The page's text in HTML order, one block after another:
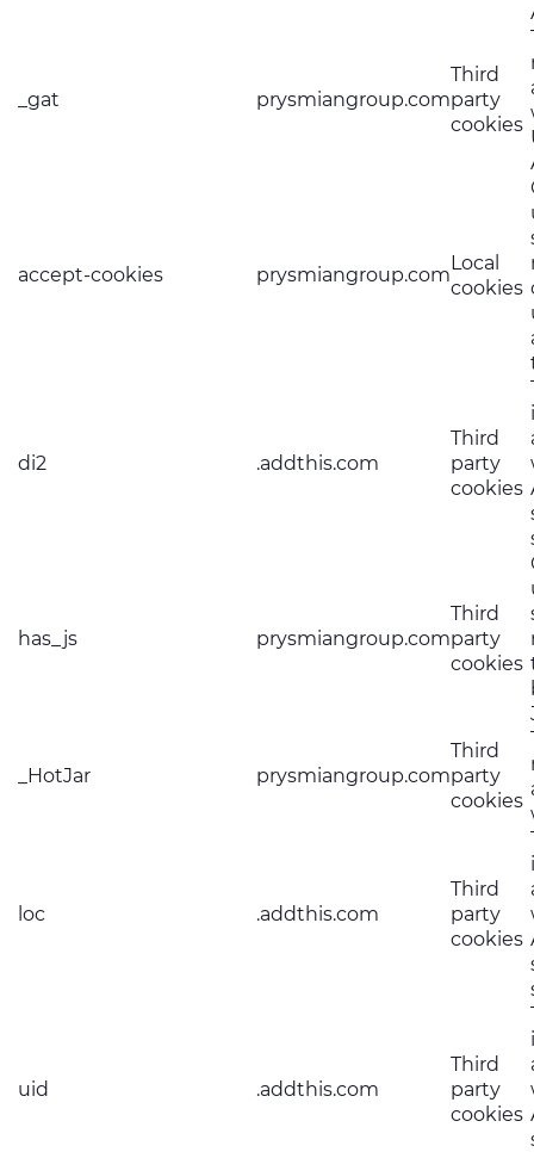
_gat prysmiangroup.com
Third
party
cookies
accept-cookies prysmiangroup.com
Local
cookies
di2 .addthis.com
Third
party
cookies
has_js prysmiangroup.com
Third
party
cookies
_HotJar prysmiangroup.com
Third
party
cookies
loc .addthis.com
Third
party
cookies
uid .addthis.com
Third
party
cookies